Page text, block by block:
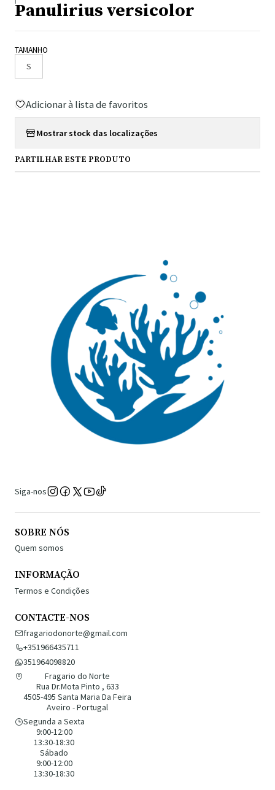
Panulirius versicolor
TAMANHO
S
Adicionar à lista de favoritos
Mostrar stock das localizações
PARTILHAR ESTE PRODUTO
Siga-nos
SOBRE NÓS
Quem somos
INFORMAÇÃO
Termos e Condições
CONTACTE-NOS
fragariodonorte@gmail.com
+351966435711
351964098820
Fragario do Norte
Rua Dr.Mota Pinto , 633
4505-495 Santa Maria Da Feira
Aveiro - Portugal
Segunda a Sexta
9:00-12:00
13:30-18:30
Sábado
9:00-12:00
13:30-18:30